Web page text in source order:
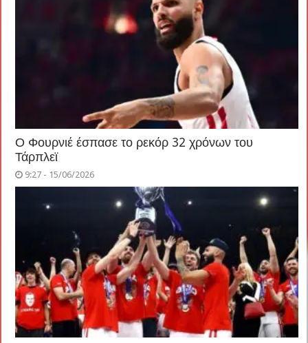
Ο Φουρνιέ έσπασε το ρεκόρ 32 χρόνων του
Τάρπλεϊ
9:27 - 15/06/2026